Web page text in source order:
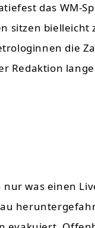
das WM-
sitzen
die
Redaktion
nur was einen